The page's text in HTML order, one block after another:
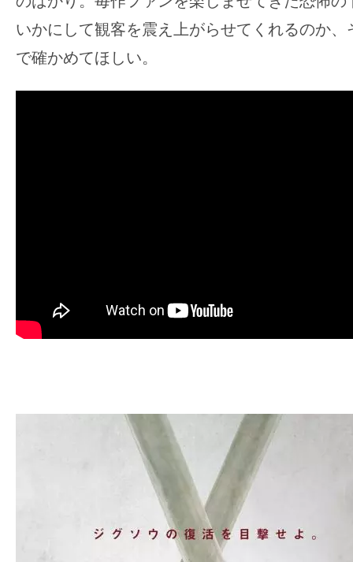
いかにして観客を震え上がらせてくれるのか
で確かめてほしい。